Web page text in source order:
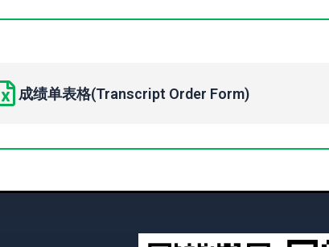
成绩单表格(Transcript Order Form)